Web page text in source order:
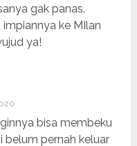
gak panas.
ke MIlan
ya!
bisa membeku
belum pernah keluar